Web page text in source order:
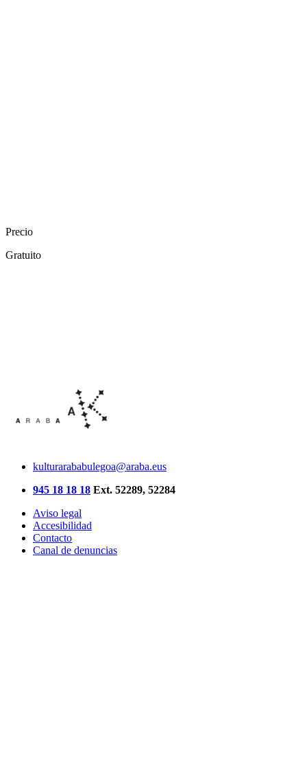
Precio
Gratuito
kulturarababulegoa@araba.eus
945 18 18 18 Ext. 52289, 52284
Aviso legal
Accesibilidad
Contacto
Canal de denuncias